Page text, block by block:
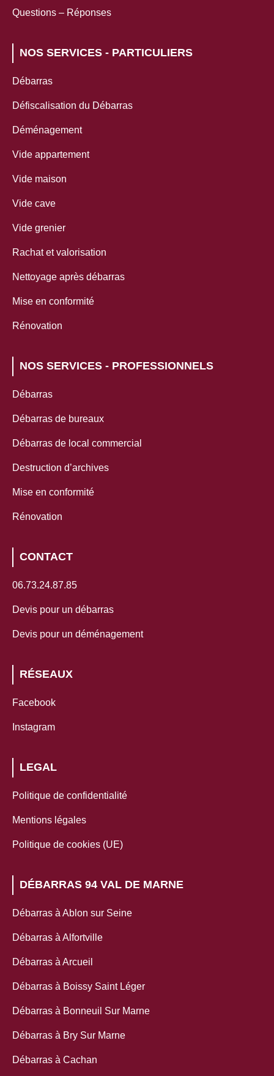
Questions – Réponses
NOS SERVICES - PARTICULIERS
Débarras
Défiscalisation du Débarras
Déménagement
Vide appartement
Vide maison
Vide cave
Vide grenier
Rachat et valorisation
Nettoyage après débarras
Mise en conformité
Rénovation
NOS SERVICES - PROFESSIONNELS
Débarras
Débarras de bureaux
Débarras de local commercial
Destruction d’archives
Mise en conformité
Rénovation
CONTACT
06.73.24.87.85
Devis pour un débarras
Devis pour un déménagement
RÉSEAUX
Facebook
Instagram
LEGAL
Politique de confidentialité
Mentions légales
Politique de cookies (UE)
DÉBARRAS 94 VAL DE MARNE
Débarras à Ablon sur Seine
Débarras à Alfortville
Débarras à Arcueil
Débarras à Boissy Saint Léger
Débarras à Bonneuil Sur Marne
Débarras à Bry Sur Marne
Débarras à Cachan